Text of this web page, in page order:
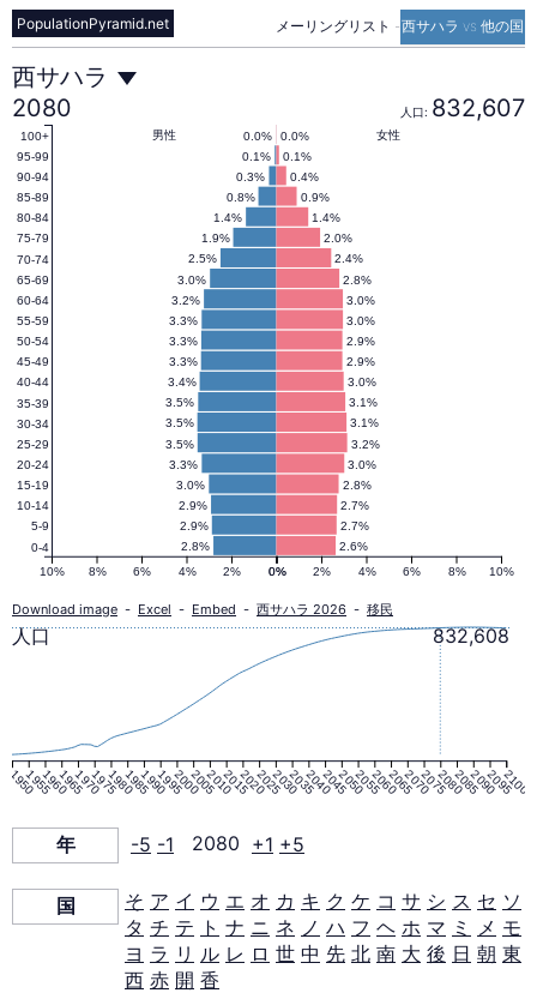
メーリングリスト -西サハラ vs 他の国
PopulationPyramid.net
西
サ
ハ
ラ
の
人
口
ピ
ラ
ッ
ド
2080
年
西サハラ
2080
人口: 832,607
2.6%
2.8%
2.7%
2.9%
2.7%
2.9%
2.8%
3.0%
3.0%
3.3%
3.2%
3.5%
3.1%
3.5%
3.1%
3.5%
3.0%
3.4%
2.9%
3.3%
2.9%
3.3%
3.0%
3.3%
3.0%
3.2%
2.8%
3.0%
2.4%
2.5%
2.0%
1.9%
1.4%
1.4%
0.9%
0.8%
0.4%
0.3%
0.1%
0.1%
0.0%
0.0% 女性
男性
0% 2% 4% 6% 8% 10%
10% 8% 6% 4% 2% 0%
0-4
5-9
10-14
15-19
20-24
25-29
30-34
35-39
40-44
45-49
50-54
55-59
60-64
65-69
70-74
75-79
80-84
85-89
90-94
95-99
100+
Download image - Excel - Embed - 西サハラ 2026 - 移民
1950195519601965197019751980198519901995200020052010201520202025203020352040204520502055206020652070207520802085209020952100
832,608
人口
年 -5 -1 2080 +1 +5
国 そ ア イ ウ エ オ カ キ ク ケ コ サ シ ス セ ソ
タ チ テ ト ナ ニ ネ ノ ハ フ ヘ ホ マ ミ メ モ
ヨ ラ リ ル レ ロ 世 中 先 北 南 大 後 日 朝 東
西 赤 開 香